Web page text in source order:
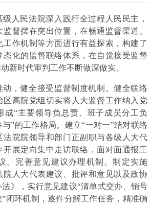
人民法院深入践行全过程人民民主，
督摆在突出位置，在畅通监督渠道、
工作机制等方面进行有益探索，构建了
态化的监督联络体系，在自觉接受监督
新时代审判工作不断做深做实。
动，健全接受监督制度机制。健全联络
区高院党组切实将人大监督工作纳入党
成“主要领导负总责、班子成员分工负
”的工作格局。建立“一对一”结对联络
法院院领导和部门正副职与各级人大代
开展定向集中走访联络，面对面通报工
。完善意见建议办理机制。制定实施
院人大代表建议、批评和意见以及政协
》，实行意见建议“清单式交办、销号
闭环机制，逐件分解工作任务，精准确